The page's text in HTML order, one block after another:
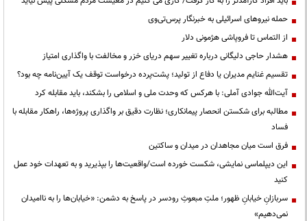
حمله نیروهای اسرائیلی به خبرنگار پرس‌تی‌وی
از التماس تا فروپاشی هژمونی دلار
هشدار حاجی دلیگانی درباره تغییر سهم دریای خزر و مخالفت با واگذاری امتیاز
تقسیم غنایم مدیران یا دفاع از تولید؛ پشت‌پرده درخواست توقف یک آیین‌نامه چه بود؟
آیت‌الله جوادی آملی: با هرکس که وحدت ملی و اسلامی را بشکند، باید مقابله کرد
مطالبه برای شکستن انحصار پیمانکاری؛ نظارت دقیق بر واگذاری پروژه‌ها، راهکار مقابله با
فساد
فرق است میان مجاهدان در میدان و ساکتین
این دیپلماسی نمایشی، شکست خورده است/واقعیت‌ها را بپذیرید و به تعهدات خود عمل
کنید
سربازانِ خیابانِ ظهور؛ ملتِ مبعوثِ رودسر در پاسخ به دشمن: «خیابان‌ها را به ناامیدان
نمی‌دهیم»